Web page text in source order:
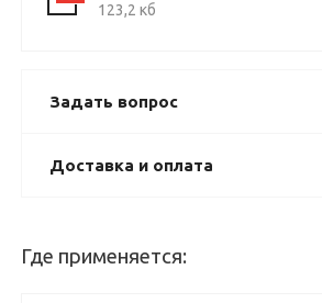
123,2 кб
Задать вопрос
Доставка и оплата
Где применяется: